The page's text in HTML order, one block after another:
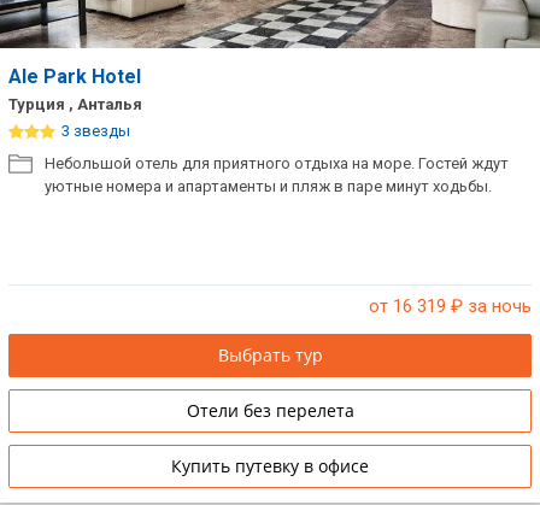
Ale Park Hotel
Турция , Анталья
3 звезды
Небольшой отель для приятного отдыха на море. Гостей ждут
уютные номера и апартаменты и пляж в паре минут ходьбы.
от 16 319 ₽ за ночь
Выбрать тур
Отели без перелета
Купить путевку в офисе